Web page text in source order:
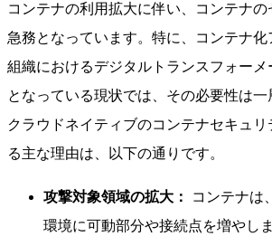
コンテナの利用拡大に伴い、コンテナ
急務となっています。特に、コンテナ
組織におけるデジタルトランスフォーメ
となっている現状では、その必要性は一
クラウドネイティブのコンテナセキュ
る主な理由は、以下の通りです。
攻撃対象領域の拡大：
コンテナは
環境に可動部分や接続点を増やし